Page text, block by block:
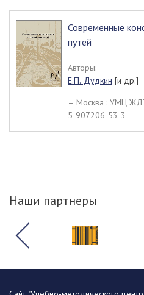
Современные
путей
Авторы:
Е.П. Дудкин [и др.]
– Москва : УМЦ
5-907206-53-3
Наши партнеры